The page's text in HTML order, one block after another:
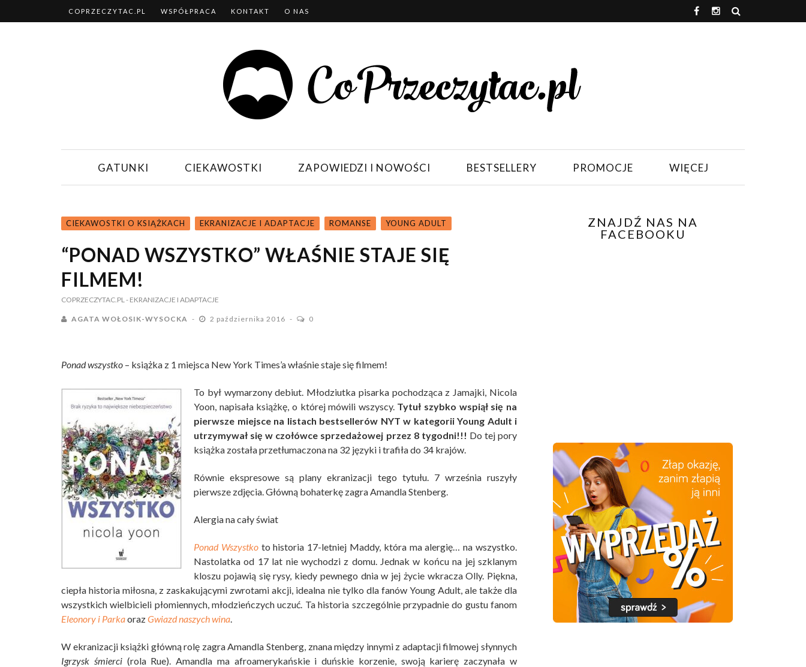
COPRZECZYTAC.PL WSPÓŁPRACA KONTAKT O NAS
GATUNKI CIEKAWOSTKI ZAPOWIEDZI I NOWOŚCI BESTSELLERY PROMOCJE WIĘCEJ
CIEKAWOSTKI O KSIĄŻKACH EKRANIZACJE I ADAPTACJE ROMANSE YOUNG ADULT
“PONAD WSZYSTKO” WŁAŚNIE STAJE SIĘ
FILMEM!
COPRZECZYTAC.PL- EKRANIZACJE I ADAPTACJE
AGATA WOŁOSIK-WYSOCKA 2 października 2016 0
Ponad wszystko – książka z 1 miejsca New York Times’a właśnie staje się filmem!
To był wymarzony debiut. Młodziutka pisarka pochodząca z Jamajki, Nicola
Yoon, napisała książkę, o której mówili wszyscy. Tytuł szybko wspiął się na
pierwsze miejsce na listach bestsellerów NYT w kategorii Young Adult i
utrzymywał się w czołówce sprzedażowej przez 8 tygodni!!! Do tej pory
książka została przetłumaczona na 32 języki i trafiła do 34 krajów.
Równie ekspresowe są plany ekranizacji tego tytułu. 7 września ruszyły
pierwsze zdjęcia. Główną bohaterkę zagra Amandla Stenberg.
Alergia na cały świat
Ponad Wszystkoto historia 17-letniej Maddy, która ma alergię… na wszystko.
Nastolatka od 17 lat nie wychodzi z domu. Jednak w końcu na jej szklanym
kloszu pojawią się rysy, kiedy pewnego dnia w jej życie wkracza Olly. Piękna,
ciepła historia miłosna, z zaskakującymi zwrotami akcji, idealna nie tylko dla fanów Young Adult, ale także dla
wszystkich wielbicieli płomiennych, młodzieńczych uczuć. Ta historia szczególnie przypadnie do gustu fanom
Eleonory i ParkaorazGwiazd naszych wina.
W ekranizacji książki główną rolę zagra Amandla Stenberg, znana między innymi z adaptacji filmowej słynnych
Igrzysk śmierci(rola Rue). Amandla ma afroamerykańskie i duńskie korzenie, swoją karierę zaczynała w
ZNAJDŹ NAS NA
FACEBOOKU